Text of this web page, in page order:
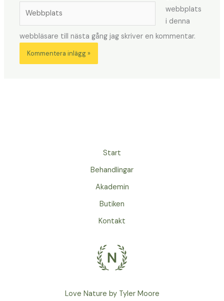
webbplats
i denna
webbläsare till nästa gång jag skriver en kommentar.
Start
Behandlingar
Akademin
Butiken
Kontakt
Love Nature by Tyler Moore